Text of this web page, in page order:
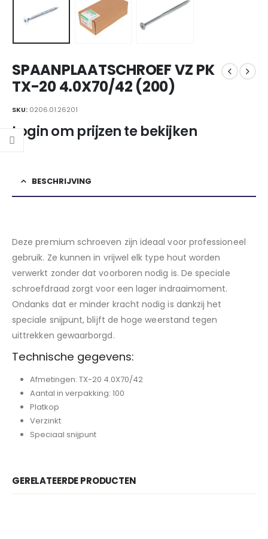
SPAANPLAATSCHROEF VZ PK
TX-20 4.0X70/42 (200)
SKU: 0206.01.26201
Login om prijzen te bekijken
BESCHRIJVING
Deze premium schroeven zijn ideaal voor professioneel
gebruik. Ze kunnen in vrijwel elk type hout worden
verwerkt zonder dat voorboren nodig is. De speciale
schroefdraad zorgt voor een lager indraaimoment.
Ondanks dat er minder kracht nodig is dankzij het
speciale snijpunt, blijft de hoge weerstand tegen
uittrekken gewaarborgd.
Technische gegevens:
Afmetingen: TX-20 4.0X70/42
Aantal in verpakking: 100
Platkop
Verzinkt
Speciaal snijpunt
GERELATEERDE PRODUCTEN